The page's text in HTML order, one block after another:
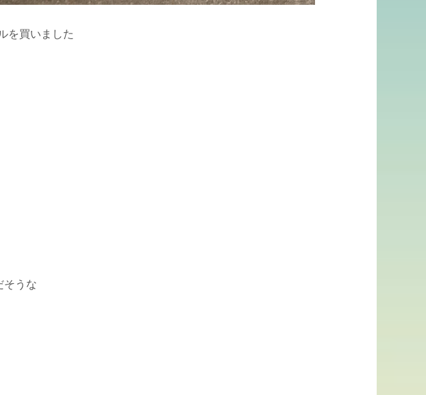
を買いました
そうな